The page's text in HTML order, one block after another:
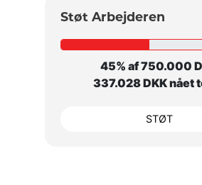
Støt Arbejderen
45% af 750.000
337.028 DKK nået
STØT